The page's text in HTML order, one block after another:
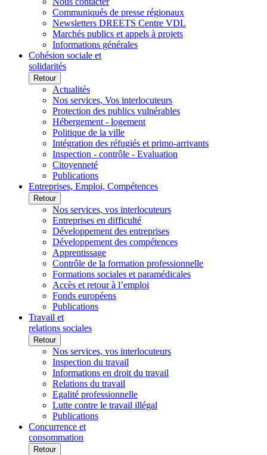
Communiqués de presse régionaux
Newsletters DREETS Centre VDL
Marchés publics et appels à projets
Informations générales
Cohésion sociale et
solidarités
Retour
Actualités
Nos services, Vos interlocuteurs
Protection des publics vulnérables
Hébergement - logement
Politique de la ville
Intégration des réfugiés et primo-arrivants
Inspection - contrôle - Evaluation
Citoyenneté
Publications
Entreprises, Emploi, Compétences
Retour
Nos services, vos interlocuteurs
Entreprises en difficulté
Développement des entreprises
Développement des compétences
Apprentissage
Contrôle de la formation professionnelle
Formations sociales et paramédicales
Accès et retour à l’emploi
Fonds européens
Publications
Travail et
relations sociales
Retour
Nos services, vos interlocuteurs
Inspection du travail
Informations en droit du travail
Relations du travail
Egalité professionnelle
Lutte contre le travail illégal
Publications
Concurrence et
consommation
Retour